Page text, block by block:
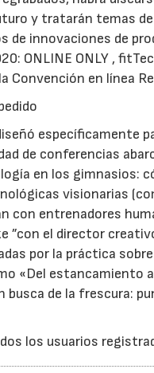
y tratarán temas
innovaciones de
ONLINE ONLY ,
Convención en línea
específicamente
de conferencias
en los gimnasios:
visionarias
entrenadores
”con el director
por la práctica
«Del estancamiento
busca de la frescura:
los usuarios